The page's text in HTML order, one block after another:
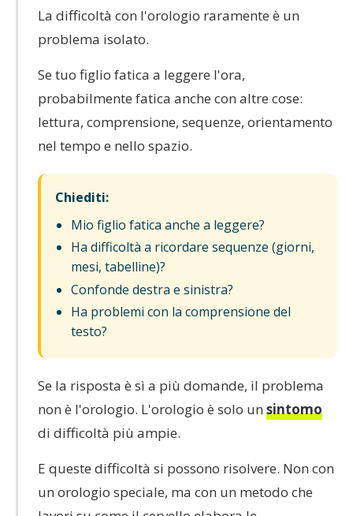
La difficoltà con l'orologio raramente è un
problema isolato.
Se tuo figlio fatica a leggere l'ora,
probabilmente fatica anche con altre cose:
lettura, comprensione, sequenze, orientamento
nel tempo e nello spazio.
Chiediti:
Mio figlio fatica anche a leggere?
Ha difficoltà a ricordare sequenze (giorni,
mesi, tabelline)?
Confonde destra e sinistra?
Ha problemi con la comprensione del
testo?
Se la risposta è sì a più domande, il problema
non è l'orologio. L'orologio è solo un sintomo
di difficoltà più ampie.
E queste difficoltà si possono risolvere. Non con
un orologio speciale, ma con un metodo che